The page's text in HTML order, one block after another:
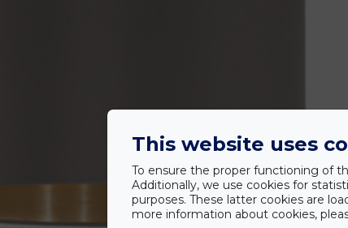
This website uses
To ensure the proper functioning of
Additionally, we use cookies for
purposes. These latter cookies are
more information about cookies,